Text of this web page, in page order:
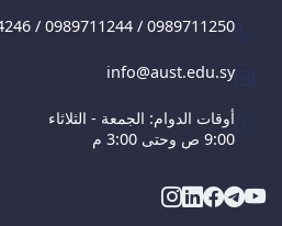
/ 0989711244 / 0989711250
info@aust.edu.sy
أوقات الدوام: الجمعة - الثلاثاء
9:00 ص وحتى 3:00 م